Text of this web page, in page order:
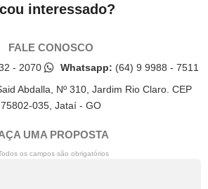
interessado?
FALE CONOSCO
- 2070 Whatsapp: (64) 9 9988 - 7511
Abdalla, Nº 310, Jardim Rio Claro. CEP
75802-035, Jataí - GO
UMA PROPOSTA
os campos são obrigatórios